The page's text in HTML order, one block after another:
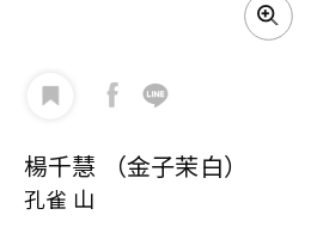
楊千慧 （金子茉白）
孔雀 山